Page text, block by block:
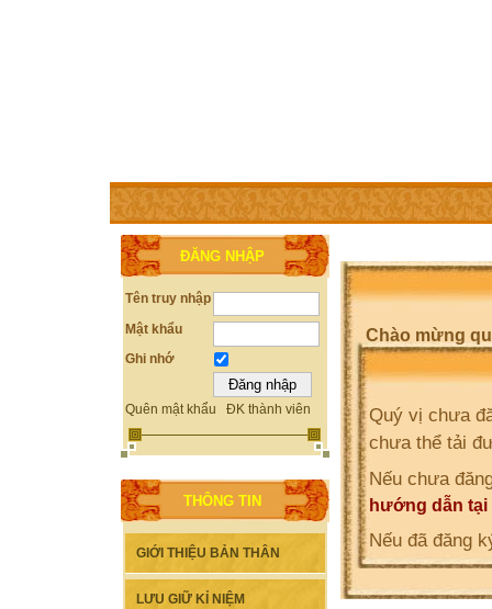
TRANG CHỦ THÀNH VIÊN TRỢ GIÚP WEBSITE
ĐĂNG NHẬP
Tên truy nhập
Mật khẩu
Ghi nhớ
Quên mật khẩu ĐK thành viên
THÔNG TIN
GIỚI THIỆU BẢN THÂN
LƯU GIỮ KỈ NIỆM
Chào mừng
Quý vị chưa
chưa thể tải
Nếu chưa
hướng dẫn tại
Nếu đã đăng